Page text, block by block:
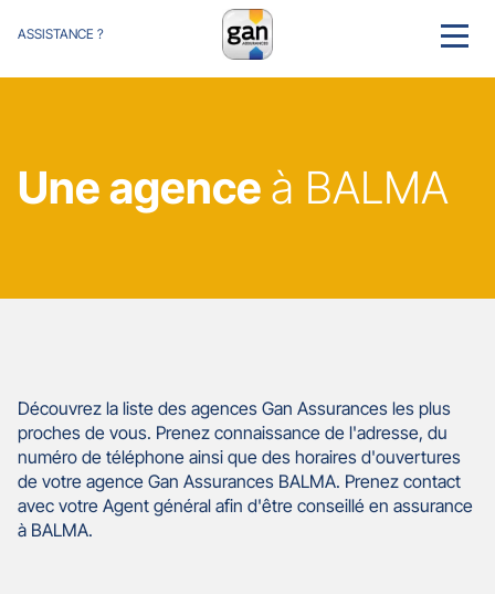
ASSISTANCE ? MENU
Une agence à BALMA
Découvrez la liste des agences Gan Assurances les plus
proches de vous. Prenez connaissance de l'adresse, du
numéro de téléphone ainsi que des horaires d'ouvertures
de votre agence Gan Assurances BALMA. Prenez contact
avec votre Agent général afin d'être conseillé en assurance
à BALMA.